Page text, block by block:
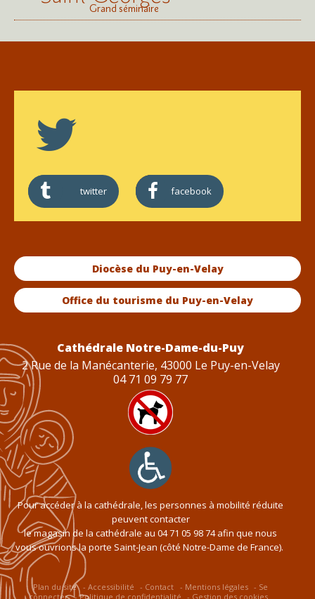
Grand séminaire
twitter facebook
Diocèse du Puy-en-Velay
Office du tourisme du Puy-en-Velay
Cathédrale Notre-Dame-du-Puy
2 Rue de la Manécanterie, 43000 Le Puy-en-Velay
04 71 09 79 77
Pour accéder à la cathédrale, les personnes à mobilité réduite
peuvent contacter
le magasin de la cathédrale au 04 71 05 98 74afin que nous
vous ouvrions la porte Saint-Jean (côté Notre-Dame de France).
Plan du site Accessibilité Contact Mentions légales
Se
connecter
Politique de confidentialité Gestion des cookies